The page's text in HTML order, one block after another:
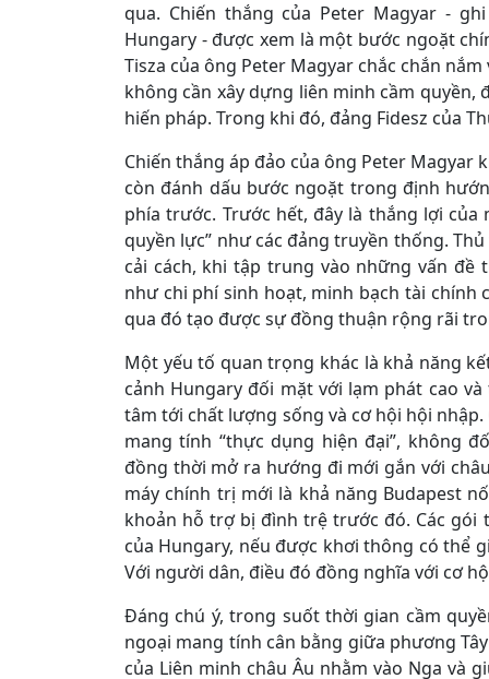
qua. Chiến thắng của Peter Magyar -
Hungary - được xem là một bước ngoặt
Tisza của ông Peter Magyar chắc chắn
không cần xây dựng liên minh cầm
hiến pháp. Trong khi đó, đảng Fidesz của
Chiến thắng áp đảo của ông Peter
còn đánh dấu bước ngoặt trong định
phía trước. Trước hết, đây là thắng lợi
quyền lực” như các đảng truyền thống.
cải cách, khi tập trung vào những vấn
như chi phí sinh hoạt, minh bạch tài chính
qua đó tạo được sự đồng thuận rộng rãi
Một yếu tố quan trọng khác là khả năng
cảnh Hungary đối mặt với lạm phát cao
tâm tới chất lượng sống và cơ hội hội
mang tính “thực dụng hiện đại”, không
đồng thời mở ra hướng đi mới gắn với
máy chính trị mới là khả năng Budapest
khoản hỗ trợ bị đình trệ trước đó. Các gói
của Hungary, nếu được khơi thông có thể
Với người dân, điều đó đồng nghĩa với cơ
Đáng chú ý, trong suốt thời gian cầm
ngoại mang tính cân bằng giữa phương
của Liên minh châu Âu nhằm vào Nga và